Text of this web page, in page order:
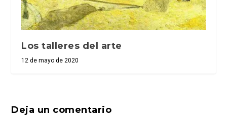
Los talleres del arte
12 de mayo de 2020
Deja un comentario